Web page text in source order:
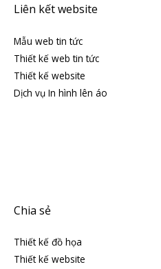
Liên kết website
Mẫu web tin tức
Thiết kế web tin tức
Thiết kế website
Dịch vụ In hình lên áo
Chia sẻ
Thiết kế đồ họa
Thiết kế website